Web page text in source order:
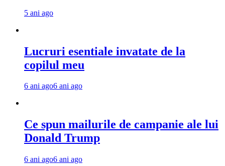
5 ani ago
Lucruri esentiale invatate de la
copilul meu
6 ani ago6 ani ago
Ce spun mailurile de campanie ale lui
Donald Trump
6 ani ago6 ani ago